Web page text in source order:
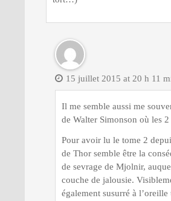
15 juillet 2015 at 20 h 11
Il me semble aussi me
de Walter Simonson où les
Pour avoir lu le tome 2
de Thor semble être la
de sevrage de Mjolnir,
couche de jalousie.
également susurré à